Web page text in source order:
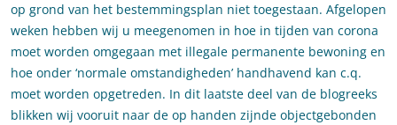
op grond van het bestemmingsplan niet toegestaan. Afgelopen
weken hebben wij u meegenomen in hoe in tijden van corona
moet worden omgegaan met illegale permanente bewoning en
hoe onder ‘normale omstandigheden’ handhavend kan c.q.
moet worden opgetreden. In dit laatste deel van de blogreeks
blikken wij vooruit naar de op handen zijnde objectgebonden